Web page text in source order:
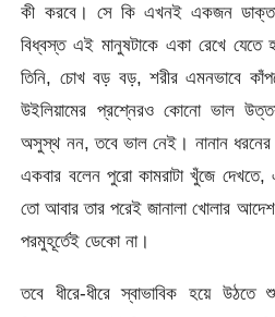
কী করবে। সে কি এখনই একজন
বিধ্বস্ত এই মানুষটাকে একা রেখে
তিনি, চোখ বড় বড়, শরীর এমনভাবে
উইলিয়ামের প্রশ্নেরও কোনো ভাল
অসুস্থ নন, তবে ভাল নেই। নানান ধরনের
একবার বলেন পুরো কামরাটা খুঁজে
তো আবার তার পরেই জানালা খোলার
পরমুহূর্তেই ডেকো না।
তবে ধীরে-ধীরে স্বাভাবিক হয়ে